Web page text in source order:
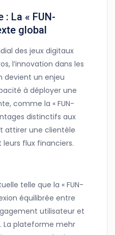
La « FUN-
global
des jeux digitaux
l’innovation dans les
devient un enjeu
à déployer une
comme la « FUN-
distinctifs aux
attirer une clientèle
flux financiers.
telle que la « FUN-
équilibrée entre
utilisateur et
La plateforme mehr